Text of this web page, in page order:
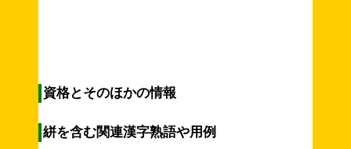
資格とそのほかの情報
絣を含む関連漢字熟語や用例